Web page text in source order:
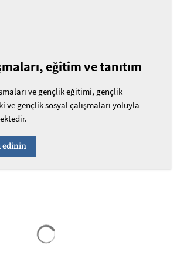
eğitim ve tanıtım
ve gençlik eğitimi, gençlik
ve gençlik sosyal çalışmaları yoluyla
edinin